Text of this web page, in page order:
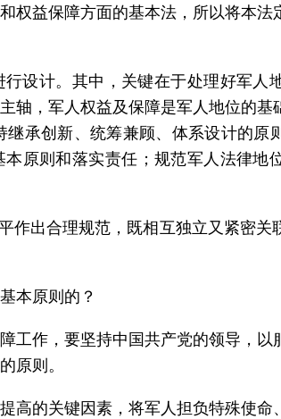
权益保障方面的基本法，所以将本法
设计。其中，关键在于处理好军人
轴，军人权益及保障是军人地位的
承创新、统筹兼顾、体系设计的原
原则和落实责任；规范军人法律地
作出合理规范，既相互独立又紧密关
本原则的？
工作，要坚持中国共产党的领导，以
原则。
高的关键因素，将军人担负特殊使